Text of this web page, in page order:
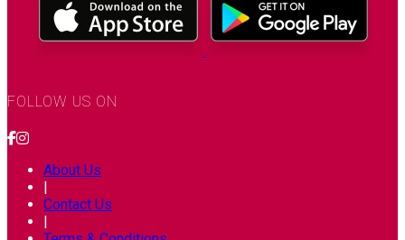
FOLLOW US ON
About Us
|
Contact Us
|